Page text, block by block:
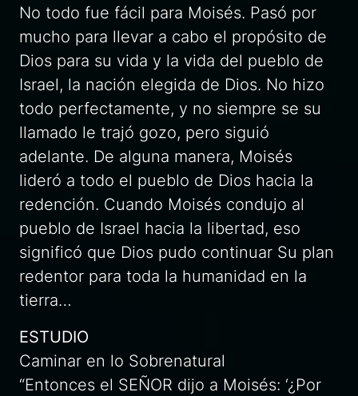
No todo fue fácil para Moisés. Pasó por
mucho para llevar a cabo el propósito de
Dios para su vida y la vida del pueblo de
Israel, la nación elegida de Dios. No hizo
todo perfectamente, y no siempre se su
llamado le trajó gozo, pero siguió
adelante. De alguna manera, Moisés
lideró a todo el pueblo de Dios hacia la
redención. Cuando Moisés condujo al
pueblo de Israel hacia la libertad, eso
significó que Dios pudo continuar Su plan
redentor para toda la humanidad en la
tierra…
ESTUDIO
Caminar en lo Sobrenatural
“Entonces el SEÑOR dijo a Moisés: ‘¿Por